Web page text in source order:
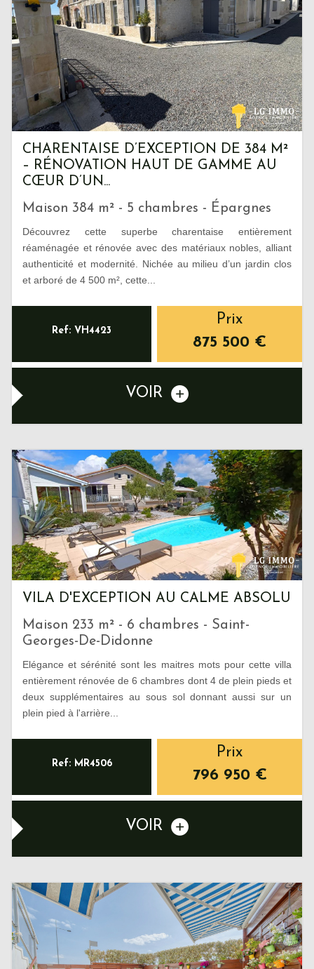
CHARENTAISE D’EXCEPTION DE 384 M²
– RÉNOVATION HAUT DE GAMME AU
CŒUR D’UN...
Maison 384 m² - 5 chambres - Épargnes
Découvrez cette superbe charentaise entièrement
réaménagée et rénovée avec des matériaux nobles, alliant
authenticité et modernité. Nichée au milieu d’un jardin clos
et arboré de 4 500 m², cette...
Ref: VH4423
Prix
875 500 €
VOIR
VILA D'EXCEPTION AU CALME ABSOLU
Maison 233 m² - 6 chambres - Saint-
Georges-De-Didonne
Elégance et sérénité sont les maitres mots pour cette villa
entièrement rénovée de 6 chambres dont 4 de plein pieds et
deux supplémentaires au sous sol donnant aussi sur un
plein pied à l'arrière...
Ref: MR4506
Prix
796 950 €
VOIR